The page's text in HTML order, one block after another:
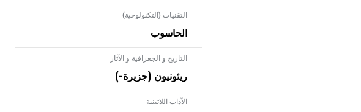
التقنيات (التكنولوجية)
الحاسوب
التاريخ و الجغرافية و الآثار
ريئونيون (جزيرة-)
الآداب اللاتينية